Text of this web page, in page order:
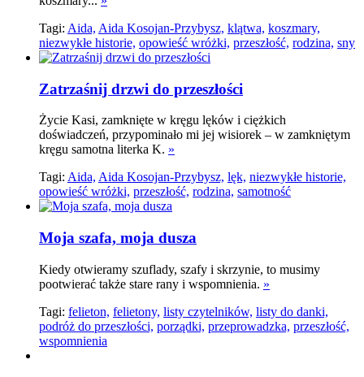
Tagi: Aida, Aida Kosojan-Przybysz, klątwa, koszmary,
niezwykłe historie, opowieść wróżki, przeszłość, rodzina, sny
Zatrzaśnij drzwi do przeszłości
Życie Kasi, zamknięte w kręgu lęków i ciężkich
doświadczeń, przypominało mi jej wisiorek – w zamkniętym
kręgu samotna literka K. »
Tagi: Aida, Aida Kosojan-Przybysz, lęk, niezwykłe historie,
opowieść wróżki, przeszłość, rodzina, samotność
Moja szafa, moja dusza
Kiedy otwieramy szuflady, szafy i skrzynie, to musimy
pootwierać także stare rany i wspomnienia. »
Tagi: felieton, felietony, listy czytelników, listy do danki,
podróż do przeszłości, porządki, przeprowadzka, przeszłość,
wspomnienia